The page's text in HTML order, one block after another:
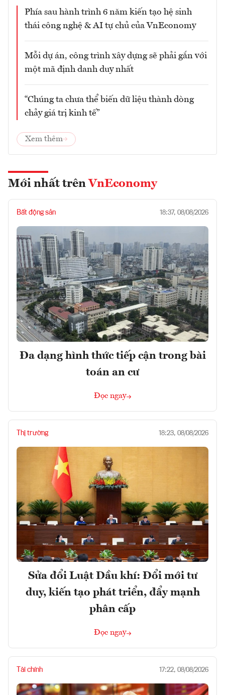
Phía sau hành trình 6 năm kiến tạo hệ sinh
thái công nghệ & AI tự chủ của VnEconomy
Mỗi dự án, công trình xây dựng sẽ phải gắn với
một mã định danh duy nhất
“Chúng ta chưa thể biến dữ liệu thành dòng
chảy giá trị kinh tế”
Xem thêm
Mới nhất trên VnEconomy
Bất động sản 18:37, 08/08/2026
Đa dạng hình thức tiếp cận trong bài
toán an cư
Đọc ngay
Thị trường 18:23, 08/08/2026
Sửa đổi Luật Dầu khí: Đổi mới tư
duy, kiến tạo phát triển, đẩy mạnh
phân cấp
Đọc ngay
Tài chính 17:22, 08/08/2026